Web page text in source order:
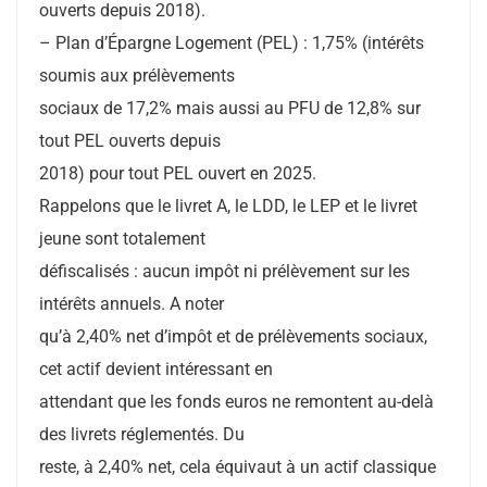
ouverts depuis 2018).
– Plan d’Épargne Logement (PEL) : 1,75% (intérêts
soumis aux prélèvements
sociaux de 17,2% mais aussi au PFU de 12,8% sur
tout PEL ouverts depuis
2018) pour tout PEL ouvert en 2025.
Rappelons que le livret A, le LDD, le LEP et le livret
jeune sont totalement
défiscalisés : aucun impôt ni prélèvement sur les
intérêts annuels. A noter
qu’à 2,40% net d’impôt et de prélèvements sociaux,
cet actif devient intéressant en
attendant que les fonds euros ne remontent au-delà
des livrets réglementés. Du
reste, à 2,40% net, cela équivaut à un actif classique